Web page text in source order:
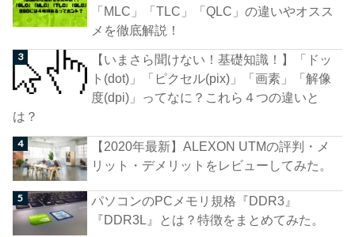
「MLC」「TLC」「QLC」の違いやオスス
メを徹底解説！
【いまさら聞けない！基礎知識！】「ドッ
ト(dot)」「ピクセル(pix)」「画素」「解像
度(dpi)」ってなに？これら４つの違いと
は？
【2020年最新】ALEXON UTMの評判・メ
リット・デメリットをレビューしてみた。
パソコンのPCメモリ規格『DDR3』
『DDR3L』とは？特徴をまとめてみた。